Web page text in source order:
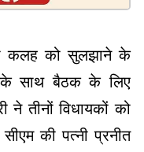
कलह को सुलझाने के
के साथ बैठक के लिए
ने तीनों विधायकों को
सीएम की पत्नी प्रनीत